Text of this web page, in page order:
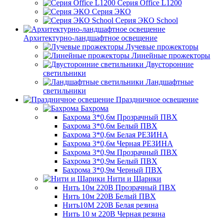
Серия Office L1200
Серия ЭКО
Серия ЭКО School
Архитектурно-ландшафтное освещение
Лучевые прожекторы
Линейные прожекторы
Двусторонние
светильники
Ландшафтные
светильники
Праздничное освещение
Бахрома
Бахрома 3*0,6м Прозрачный ПВХ
Бахрома 3*0,6м Белый ПВХ
Бахрома 3*0,6м Белая РЕЗИНА
Бахрома 3*0,6м Черная РЕЗИНА
Бахрома 3*0,9м Прозрачный ПВХ
Бахрома 3*0,9м Белый ПВХ
Бахрома 3*0,9м Черный ПВХ
Нити и Шарики
Нить 10м 220В Прозрачный ПВХ
Нить 10м 220В Белый ПВХ
Нить10М 220В Белая резина
Нить 10 м 220В Черная резина